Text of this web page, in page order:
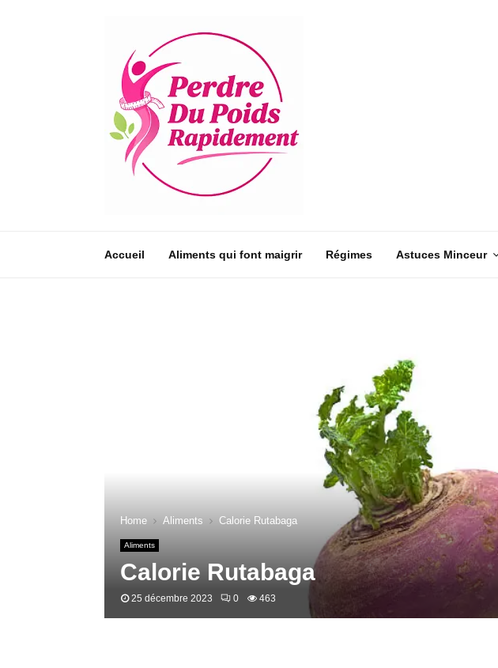
Accueil Aliments qui font maigrir Régimes Astuces Minceur
Home Aliments Calorie Rutabaga
Aliments
Calorie Rutabaga
25 décembre 2023 0 463